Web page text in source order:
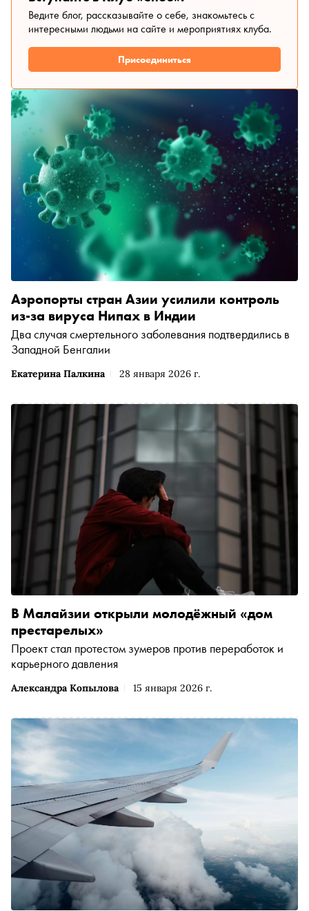
Ведите блог, рассказывайте о себе, знакомьтесь с
интересными людьми на сайте и мероприятиях клуба.
Присоединиться
Екатерина Палкина 28 января 2026 г.
Аэропорты стран Азии усилили контроль
из-за вируса Нипах в Индии
Два случая смертельного заболевания подтвердились в
Западной Бенгалии
Александра Копылова 15 января 2026 г.
В Малайзии открыли молодёжный «дом
престарелых»
Проект стал протестом зумеров против переработок и
карьерного давления